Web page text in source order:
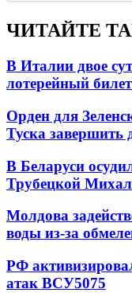
ЧИТАЙТЕ
В Италии двое
лотерейный
Орден для
Туска завершить
В Беларуси
Трубецкой
Молдова
воды из-за
РФ
атак ВСУ5075